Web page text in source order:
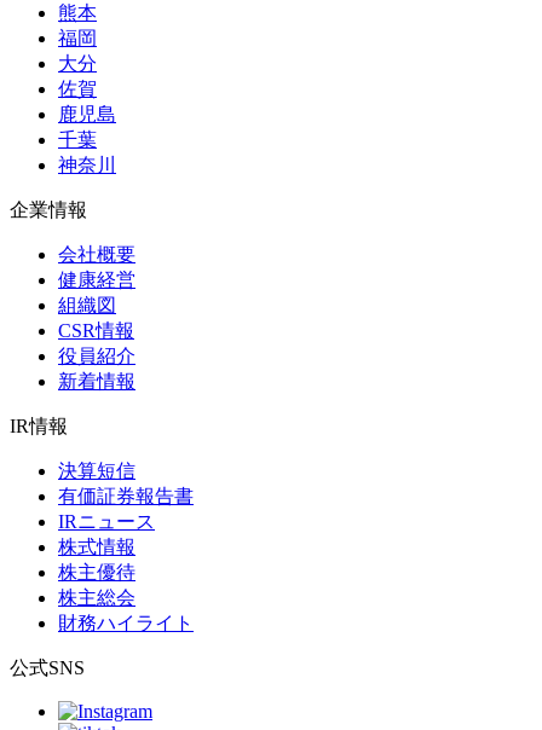
熊本
福岡
大分
佐賀
鹿児島
千葉
神奈川
企業情報
会社概要
健康経営
組織図
CSR情報
役員紹介
新着情報
IR情報
決算短信
有価証券報告書
IRニュース
株式情報
株主優待
株主総会
財務ハイライト
公式SNS